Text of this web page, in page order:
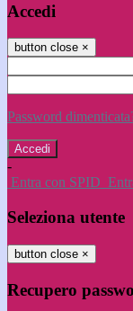
Accedi
button close ×
Password
-
Entra con SPID
Seleziona utente
button close ×
Recupero